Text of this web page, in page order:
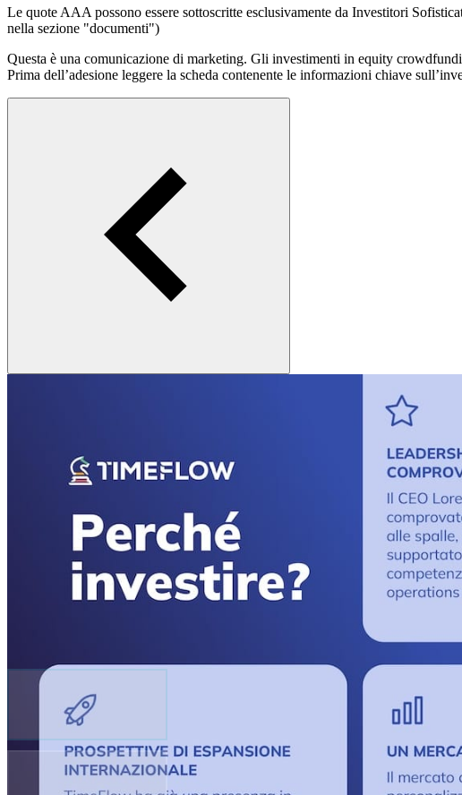
Le quote AAA possono essere sottoscritte esclusivamente da Investitori
nella sezione "documenti")
Questa è una comunicazione di marketing. Gli investimenti in equity
Prima dell’adesione leggere la scheda contenente le informazioni chiave